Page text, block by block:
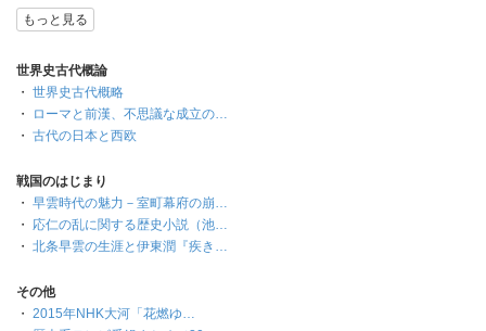
もっと見る
世界史古代概論
・ 世界史古代概略
・
ローマと前漢、不思議な成立の…
・ 古代の日本と西欧
戦国のはじまり
・ 早雲時代の魅力－室町幕府の崩…
・
応仁の乱に関する歴史小説（池…
・ 北条早雲の生涯と伊東潤『疾き…
その他
・ 2015年NHK大河「花燃ゆ…